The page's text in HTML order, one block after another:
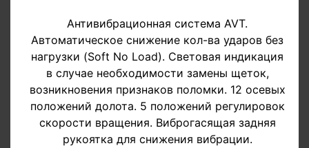
Антивибрационная система AVT.
Автоматическое снижение кол-ва ударов без
нагрузки (Soft No Load). Световая индикация
в случае необходимости замены щеток,
возникновения признаков поломки. 12 осевых
положений долота. 5 положений регулировок
скорости вращения. Виброгасящая задняя
рукоятка для снижения вибрации.